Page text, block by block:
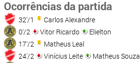
Ocorrências da partida
32'/1
Carlos Alexandre
0'/2
Vitor Ricardo
Elielton
17'/2
Matheus Leal
24'/2
Vinícius Leite
Matheus Souza